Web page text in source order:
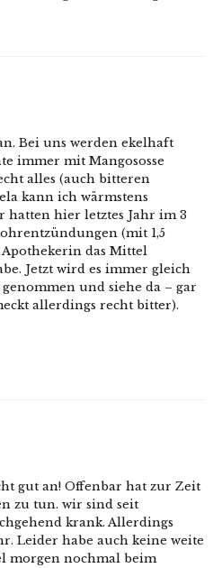
Bei uns werden ekelhaft
immer mit Mangososse
alles (auch bitteren
kann ich wärmstens
hatten hier letztes Jahr im 3
(mit 1,5
das Mittel
Jetzt wird es immer gleich
und siehe da – gar
allerdings recht bitter).
gut an! Offenbar hat zur Zeit
zu tun. wir sind seit
krank. Allerdings
Leider habe auch keine weite
morgen nochmal beim